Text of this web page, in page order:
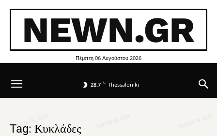
NEWN.GR
Πέμπτη 06 Αυγούστου 2026
28.7 C Thessaloniki
Tag: Κυκλάδες